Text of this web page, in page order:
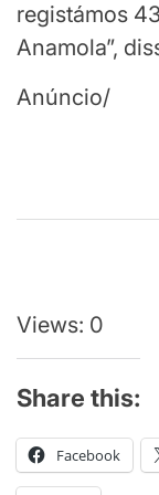
registámos
Anamola”,
Anúncio/
Views: 0
Share this:
Facebook